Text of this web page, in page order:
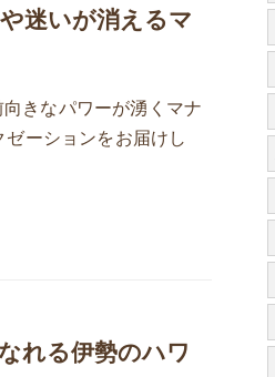
迷いが消えるマ
きなパワーが湧くマナ
ーションをお届けし
れる伊勢のハワ